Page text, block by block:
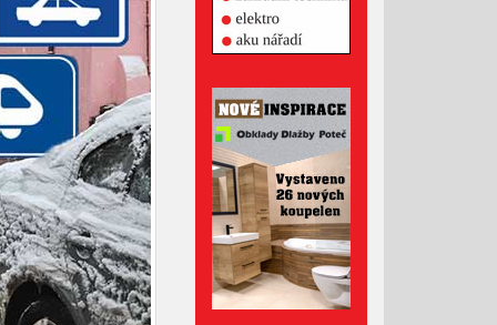
Celní správa varuje před
podvodnými e-maily
Před 50 lety otřásla Valašskem
vražda dvou stopařek
Srpen 2026